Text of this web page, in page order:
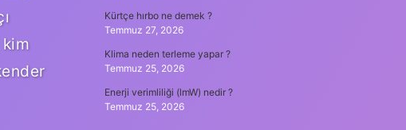
kim
Kürtçe hırbo ne demek ?
Temmuz 27, 2026
Klima neden terleme yapar ?
Temmuz 25, 2026
Enerji verimliliği (lmW) nedir ?
Temmuz 25, 2026